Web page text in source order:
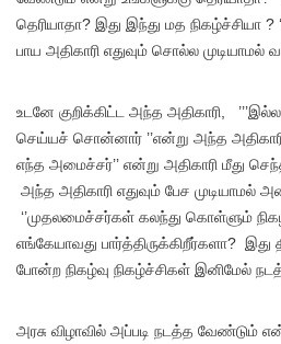
தெரியாதா? இது இந்து மத நிகழ்ச்சியா ?
பாய அதிகாரி எதுவும் சொல்ல முடியாமல்
உடனே குறிக்கிட்ட அந்த அதிகாரி,
செய்யச் சொன்னார் ’’என்று அந்த
எந்த அமைச்சர்’’ என்று அதிகாரி மீது
அந்த அதிகாரி எதுவும் பேச முடியாமல்
‘’முதலமைச்சர்கள் கலந்து கொள்ளும்
எங்கேயாவது பார்த்திருக்கிறீர்களா? இது
போன்ற நிகழ்வு நிகழ்ச்சிகள் இனிமேல்
அரசு விழாவில் அப்படி நடத்த வேண்டும்